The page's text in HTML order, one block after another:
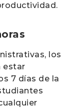
los
estar
7 días de la